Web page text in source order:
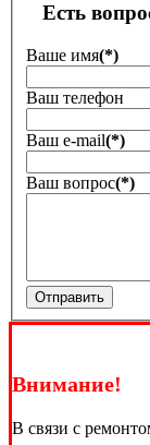
Есть
Ваше имя(*)
Ваш телефон
Ваш е-mail(*)
Ваш вопрос(*)
Отправить
Внимание!
В связи с